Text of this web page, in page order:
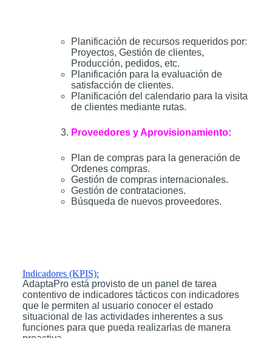
Planificación de recursos requeridos por:
Proyectos, Gestión de clientes,
Producción, pedidos, etc.
Planificación para la evaluación de
satisfacción de clientes.
Planificación del calendario para la visita
de clientes mediante rutas.
Proveedores y Aprovisionamiento:
Plan de compras para la generación de
Ordenes compras.
Gestión de compras internacionales.
Gestión de contrataciones.
Búsqueda de nuevos proveedores.
Indicadores (KPIS):
AdaptaPro está provisto de un panel de tarea
contentivo de indicadores tácticos con indicadores
que le permiten al usuario conocer el estado
situacional de las actividades inherentes a sus
funciones para que pueda realizarlas de manera